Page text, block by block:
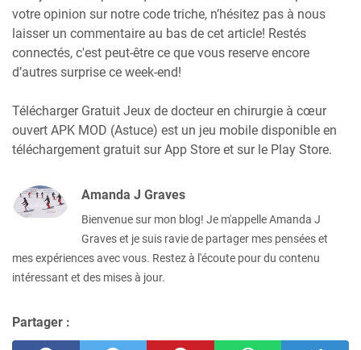
votre opinion sur notre code triche, n’hésitez pas à nous
laisser un commentaire au bas de cet article! Restés
connectés, c'est peut-être ce que vous reserve encore
d’autres surprise ce week-end!
Télécharger Gratuit Jeux de docteur en chirurgie à cœur
ouvert APK MOD (Astuce) est un jeu mobile disponible en
téléchargement gratuit sur App Store et sur le Play Store.
Amanda J Graves
Bienvenue sur mon blog! Je m'appelle Amanda J
Graves et je suis ravie de partager mes pensées et
mes expériences avec vous. Restez à l'écoute pour du contenu
intéressant et des mises à jour.
Partager :